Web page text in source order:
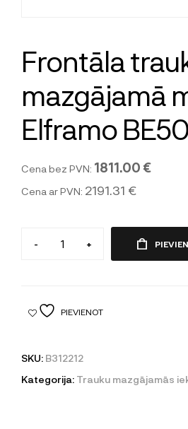
Frontāla
mazgājamā
Elframo BE50
Cena bez PVN: 1811.00 €
Cena ar PVN: 2191.31 €
- +
PIEVIENOT
SKU: B312212
Kategorija: Trauku mazgājamās